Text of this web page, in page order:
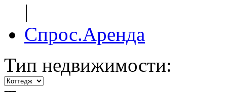
|
Спрос.Аренда
Тип недвижимости: